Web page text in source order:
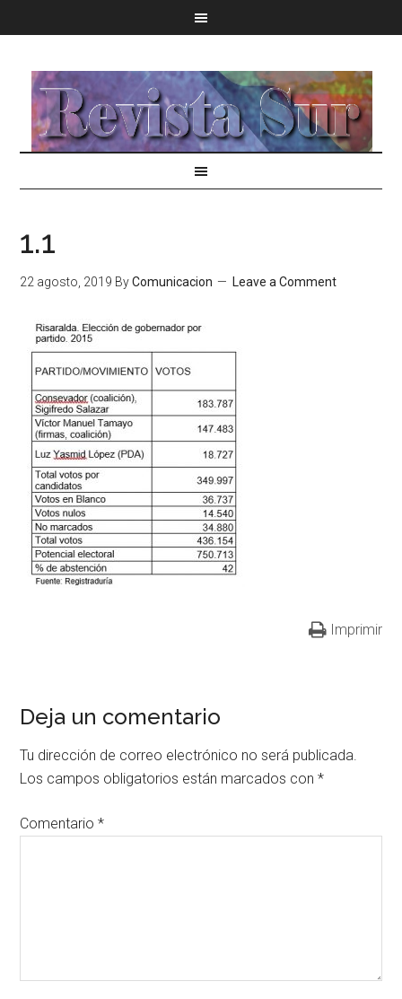
1.1
22 agosto, 2019 ByComunicacion Leave a Comment
Imprimir
Deja un comentario
Tu dirección de correo electrónico no será publicada.
Los campos obligatorios están marcados con*
Comentario*